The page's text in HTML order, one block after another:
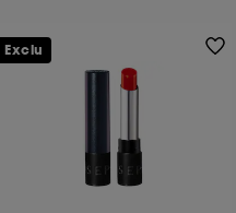
Exclu